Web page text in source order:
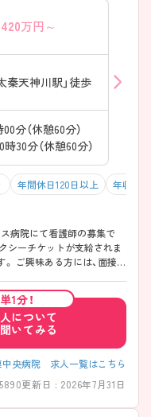
420万円～
秦天神川駅」徒歩
分（休憩60分）
30分（休憩60分）
年間休日120日以上 年収500
病院にて看護師の募集で
シーチケットが支給されま
ご興味ある方には、面接対
1分！
について
いてみる
央病院 求人一覧はこちら
更新日 : 2026年7月31日